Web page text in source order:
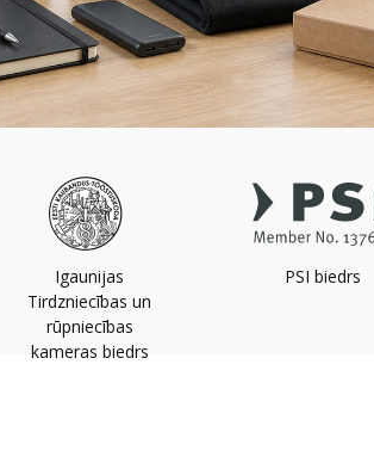
Igaunijas
Tirdzniecības un
rūpniecības
kameras biedrs
PSI biedrs